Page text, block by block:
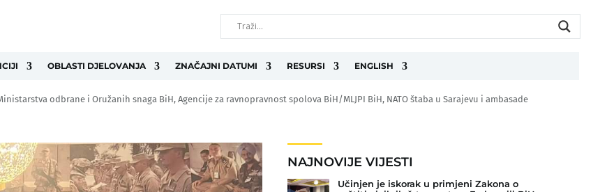
OBLASTI DJELOVANJA ZNAČAJNI DATUMI RESURSI ENGLISH
odbrane i Oružanih snaga BiH, Agencije za ravnopravnost spolova BiH/MLJPI BiH, NATO štaba u Sarajevu i ambasade
NAJNOVIJE VIJESTI
Učinjen je iskorak u primjeni Zakona o